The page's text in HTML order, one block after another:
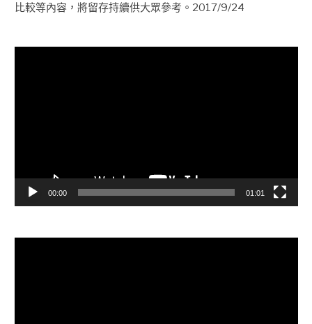
比較等內容，將留存持續供大眾參考。2017/9/24
00:00 01:01